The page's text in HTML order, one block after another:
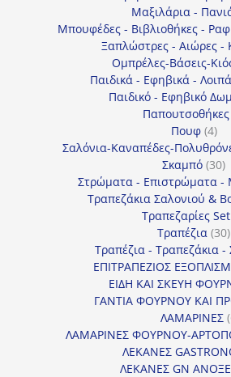
Μαξιλάρια -
Μπουφέδες - Βιβλιοθήκες -
Ξαπλώστρες - Αιώρες -
Ομπρέλες-Βάσεις-
Παιδικά - Εφηβικά -
Παιδικό - Εφηβικό
Παπουτσοθήκες
Πουφ 44
Σαλόνια-Καναπέδες-
Σκαμπό 3030
Στρώματα - Επιστρώματα -
Τραπεζάκια Σαλονιού &
Τραπεζαρίες Set
Τραπέζια 3030
Τραπέζια - Τραπεζάκια
ΕΠΙΤΡΑΠΕΖΙΟΣ
ΕΙΔΗ ΚΑΙ ΣΚΕΥΗ
ΓΑΝΤΙΑ ΦΟΥΡΝΟΥ ΚΑΙ
ΛΑΜΑΡΙΝΕΣ
ΛΑΜΑΡΙΝΕΣ ΦΟΥΡΝΟΥ-
ΛΕΚΑΝΕΣ
ΛΕΚΑΝΕΣ GN